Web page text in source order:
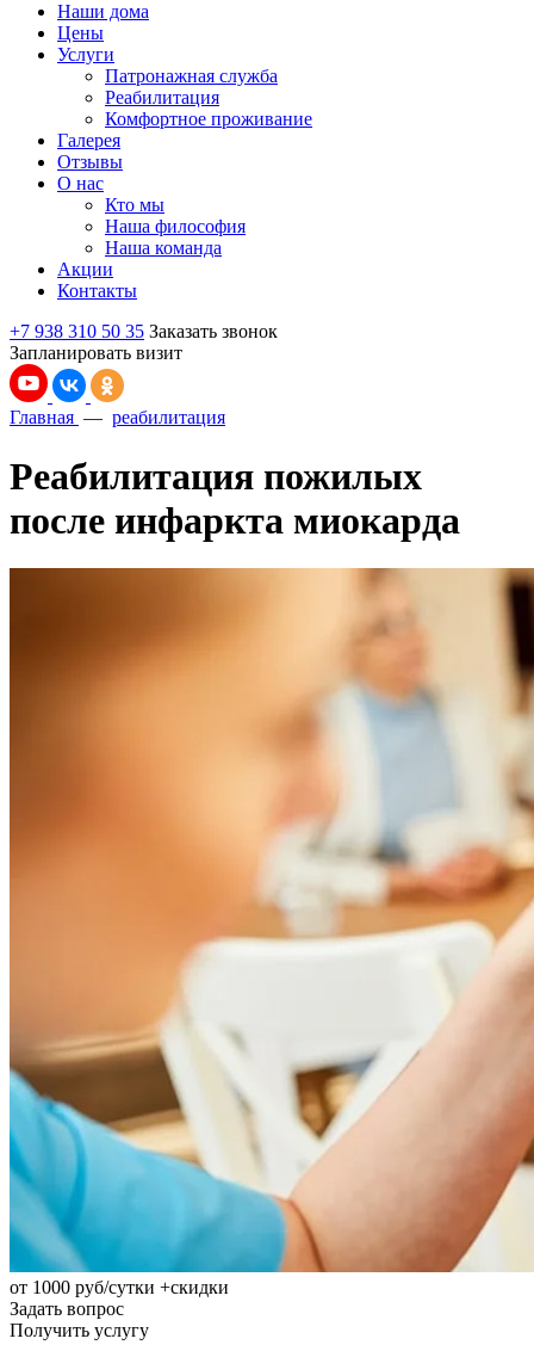
Наши дома
Цены
Услуги
Патронажная служба
Реабилитация
Комфортное проживание
Галерея
Отзывы
О нас
Кто мы
Наша философия
Наша команда
Акции
Контакты
+7 938 310 50 35 Заказать звонок
Запланировать визит
Главная — реабилитация
Реабилитация пожилых
после инфаркта миокарда
от 1000 руб/сутки +скидки
Задать вопрос
Получить услугу